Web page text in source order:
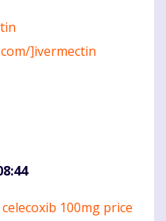
]ivermectin
celecoxib 100mg price